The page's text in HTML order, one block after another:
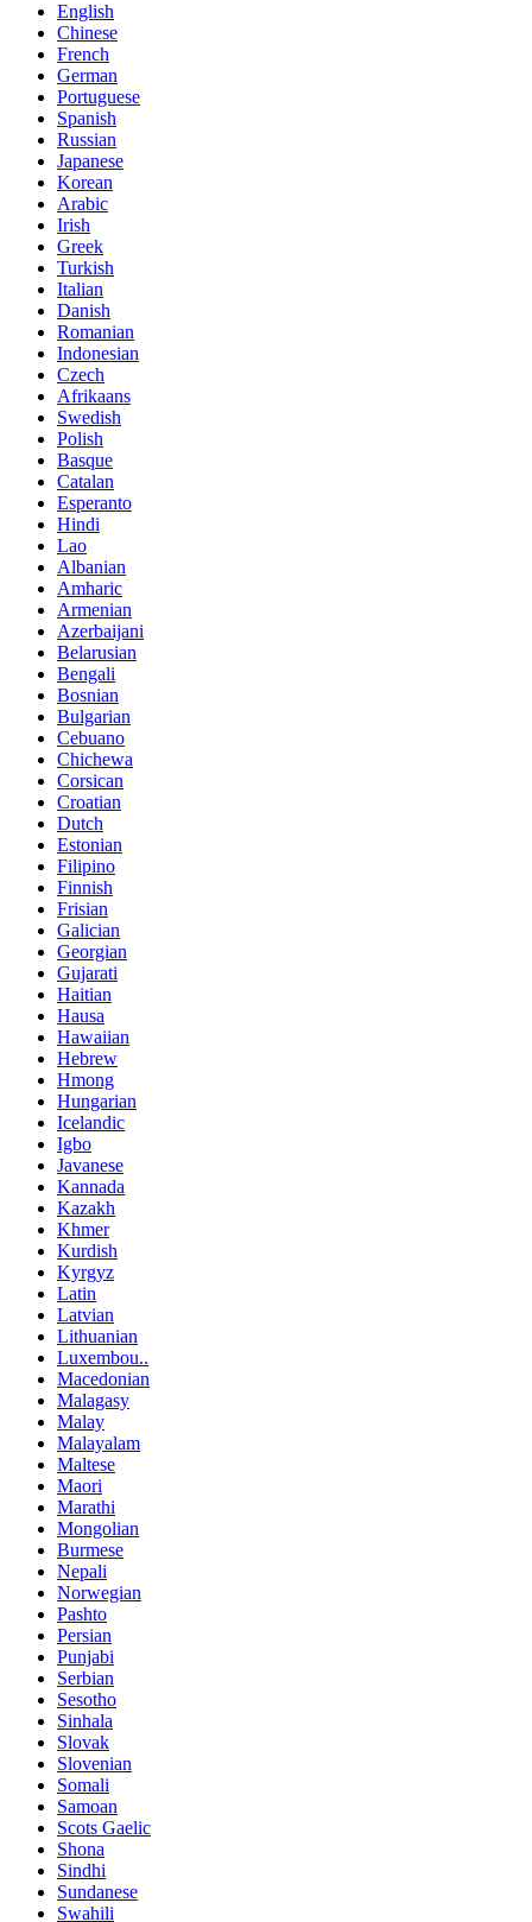
English
Chinese
French
German
Portuguese
Spanish
Russian
Japanese
Korean
Arabic
Irish
Greek
Turkish
Italian
Danish
Romanian
Indonesian
Czech
Afrikaans
Swedish
Polish
Basque
Catalan
Esperanto
Hindi
Lao
Albanian
Amharic
Armenian
Azerbaijani
Belarusian
Bengali
Bosnian
Bulgarian
Cebuano
Chichewa
Corsican
Croatian
Dutch
Estonian
Filipino
Finnish
Frisian
Galician
Georgian
Gujarati
Haitian
Hausa
Hawaiian
Hebrew
Hmong
Hungarian
Icelandic
Igbo
Javanese
Kannada
Kazakh
Khmer
Kurdish
Kyrgyz
Latin
Latvian
Lithuanian
Luxembou..
Macedonian
Malagasy
Malay
Malayalam
Maltese
Maori
Marathi
Mongolian
Burmese
Nepali
Norwegian
Pashto
Persian
Punjabi
Serbian
Sesotho
Sinhala
Slovak
Slovenian
Somali
Samoan
Scots Gaelic
Shona
Sindhi
Sundanese
Swahili